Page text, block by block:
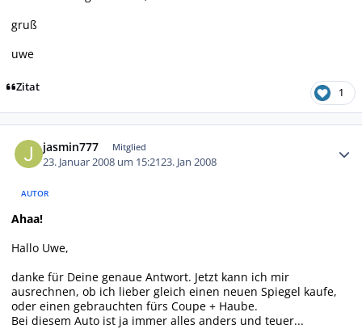
gruß
uwe
Zitat 1
jasmin777 Mitglied
23. Januar 2008 um 15:2123. Jan 2008
AUTOR
Ahaa!
Hallo Uwe,
danke für Deine genaue Antwort. Jetzt kann ich mir
ausrechnen, ob ich lieber gleich einen neuen Spiegel kaufe,
oder einen gebrauchten fürs Coupe + Haube.
Bei diesem Auto ist ja immer alles anders und teuer...